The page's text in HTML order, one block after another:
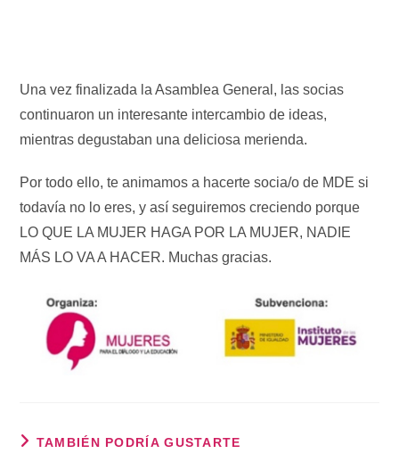
Una vez finalizada la Asamblea General, las socias
continuaron un interesante intercambio de ideas,
mientras degustaban una deliciosa merienda.
Por todo ello, te animamos a hacerte socia/o de MDE si
todavía no lo eres, y así seguiremos creciendo porque
LO QUE LA MUJER HAGA POR LA MUJER, NADIE
MÁS LO VA A HACER. Muchas gracias.
TAMBIÉN PODRÍA GUSTARTE